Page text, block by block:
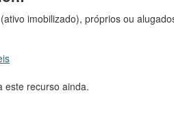
imobilizado), próprios ou
este recurso ainda.